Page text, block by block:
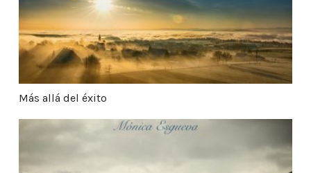
Más allá del éxito
Las personas incondicionales de tu vida